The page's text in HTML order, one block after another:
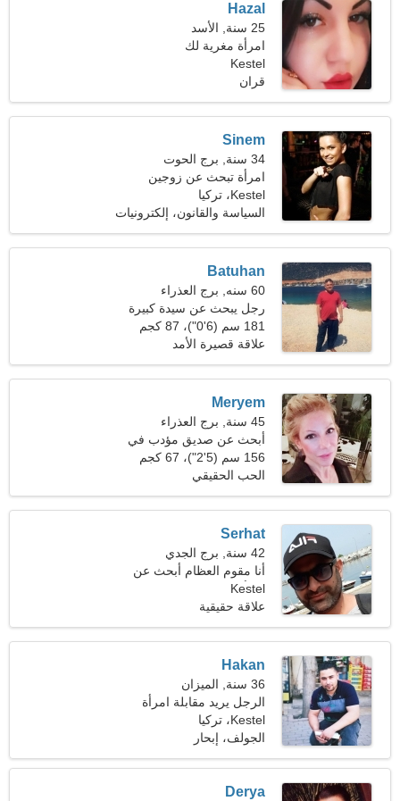
Hazal
25 سنة, الأسد
امرأة مغرية لك
Kestel
قران
Sinem
34 سنة, برج الحوت
امرأة تبحث عن زوجين
Kestel، تركيا
السياسة والقانون، إلكترونيات
Batuhan
60 سنه, برج العذراء
رجل يبحث عن سيدة كبيرة
181 سم (6'0")، 87 كجم
(191 رطلا)
علاقة قصيرة الأمد
Meryem
45 سنة, برج العذراء
أبحث عن صديق مؤدب في
التنزه معًا
156 سم (5'2")، 67 كجم
(147 رطلا)
الحب الحقيقي
Serhat
42 سنة, برج الجدي
أنا مقوم العظام أبحث عن
امرأة مؤنسة
Kestel
علاقة حقيقية
Hakan
36 سنة, الميزان
الرجل يريد مقابلة امرأة
Kestel، تركيا
الجولف، إبحار
Derya